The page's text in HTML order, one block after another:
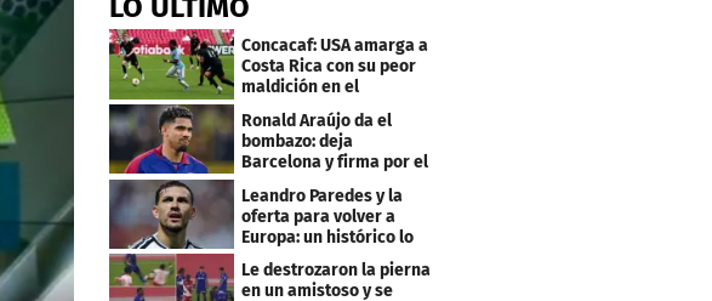
LO ÚLTIMO
Concacaf: USA amarga a
Costa Rica con su peor
maldición en el
premundial Sub-20
Ronald Araújo da el
bombazo: deja
Barcelona y firma por el
club menos pensado
Leandro Paredes y la
oferta para volver a
Europa: un histórico lo
quiere comprar
Le destrozaron la pierna
en un amistoso y se